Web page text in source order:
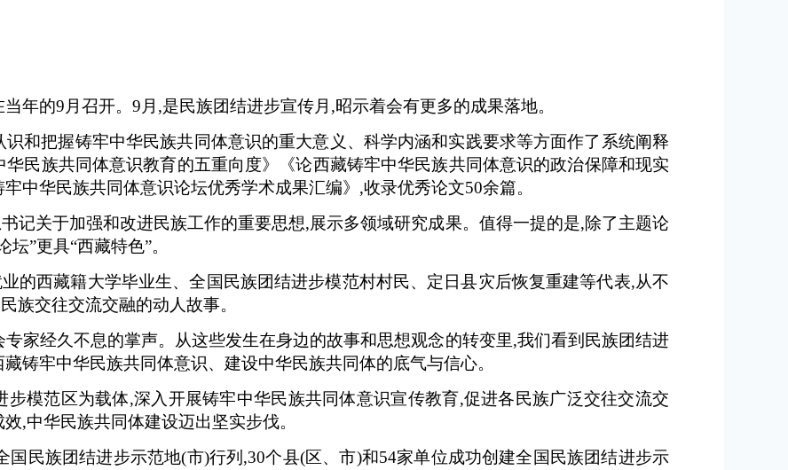
年的9月召开。9月,是民族团结进步宣传月,昭示着会有更多的成果落地。
和把握铸牢中华民族共同体意识的重大意义、科学内涵和实践要求等方面作了系统阐释
民族共同体意识教育的五重向度》《论西藏铸牢中华民族共同体意识的政治保障和现实
中华民族共同体意识论坛优秀学术成果汇编》,收录优秀论文50余篇。
记关于加强和改进民族工作的重要思想,展示多领域研究成果。值得一提的是,除了主题论
”更具“西藏特色”。
的西藏籍大学毕业生、全国民族团结进步模范村村民、定日县灾后恢复重建等代表,从不
族交往交流交融的动人故事。
家经久不息的掌声。从这些发生在身边的故事和思想观念的转变里,我们看到民族团结进
铸牢中华民族共同体意识、建设中华民族共同体的底气与信心。
模范区为载体,深入开展铸牢中华民族共同体意识宣传教育,促进各民族广泛交往交流交
,中华民族共同体建设迈出坚实步伐。
国民族团结进步示范地(市)行列,30个县(区、市)和54家单位成功创建全国民族团结进步示